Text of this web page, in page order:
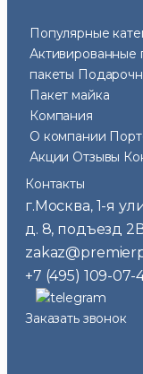
Популярные
Активированные
пакеты
Пакет майка
Компания
О компании
Акции Отзывы
Контакты
г.Москва, 1-я
д. 8, подъезд
+7 (495) 109-07-
Заказать звонок